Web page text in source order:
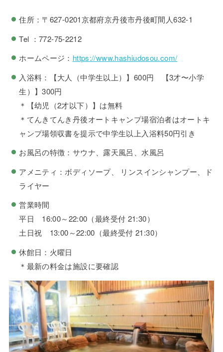
住所：〒627-0201京都府京丹後市丹後町間人632-1
Tel ：772-75-2212
ホームページ： https://www.hashiudosou.com/
入浴料：【大人（中学生以上）】600円 【3才〜小学
生）】300円
＊【幼児（2才以下）】は無料
＊てんきてんき丹後オートキャンプ場宿泊者はオートキ
ャンプ場領収書を提示で中学生以上入浴料50円引き
お風呂の特徴：サウナ、露天風呂、水風呂
アメニティ：ボディソープ、 リンスインシャンプー、ド
ライヤー
営業時間
平日 16:00～22:00（最終受付 21:30）
土日祝 13:00～22:00（最終受付 21:30）
休館日：火曜日
＊最新の料金は施設に要確認